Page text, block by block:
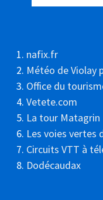
nafix.fr
Météo de Violay
Office du
Vetete.com
La tour Matagrin
Les voies vertes
Circuits VTT à
Dodécaudax